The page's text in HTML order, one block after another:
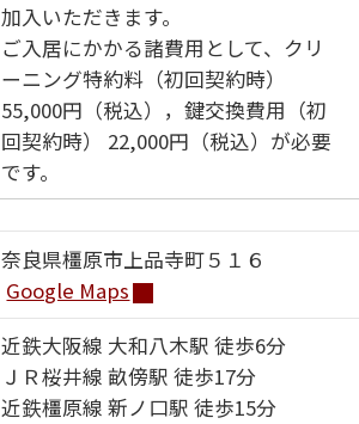
加入いただきます。
ご入居にかかる諸費用として、クリ
ーニング特約料（初回契約時）
55,000円（税込），鍵交換費用（初
回契約時） 22,000円（税込）が必要
です。
奈良県橿原市上品寺町５１６
Google Maps
近鉄大阪線 大和八木駅 徒歩6分
ＪＲ桜井線 畝傍駅 徒歩17分
近鉄橿原線 新ノ口駅 徒歩15分